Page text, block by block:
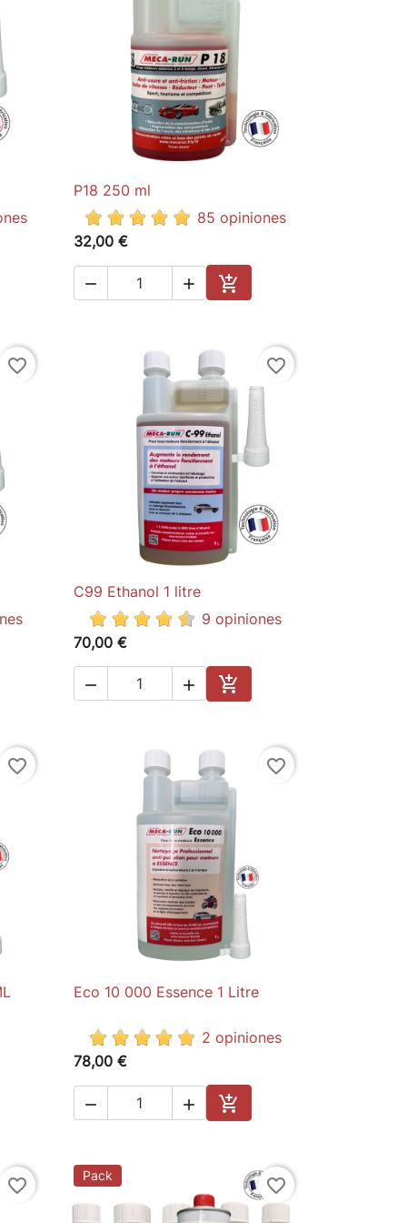
cart

P18 250 ml
85 opiniones
32,00 €
  
Add to cart
favorite_border
cart
favorite_border
 Quick view
C99 Ethanol 1 litre
9 opiniones
70,00 €
  
Add to cart
favorite_border
cart
favorite_border
 Quick view
Eco 10 000 Essence 1 Litre
2 opiniones
78,00 €
  
Add to cart
favorite_border Pack favorite_border